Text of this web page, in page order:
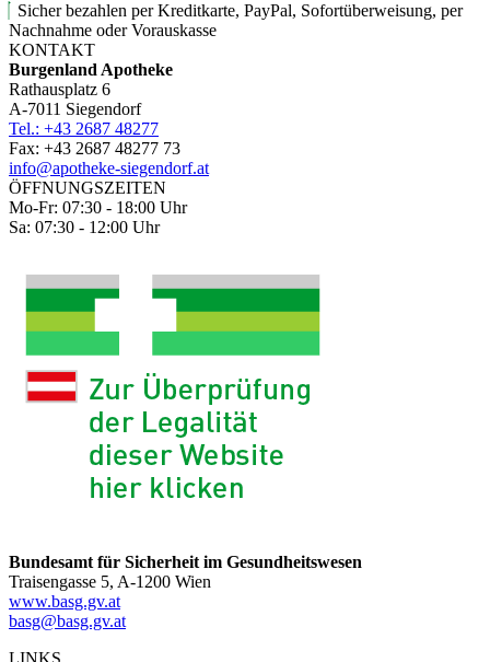
Sicher bezahlen per Kreditkarte, PayPal, Sofortüberweisung, per
Nachnahme oder Vorauskasse
KONTAKT
Burgenland Apotheke
Rathausplatz 6
A-7011 Siegendorf
Tel.: +43 2687 48277
Fax: +43 2687 48277 73
info@apotheke-siegendorf.at
ÖFFNUNGSZEITEN
Mo-Fr: 07:30 - 18:00 Uhr
Sa: 07:30 - 12:00 Uhr
Bundesamt für Sicherheit im Gesundheitswesen
Traisengasse 5, A-1200 Wien
www.basg.gv.at
basg@basg.gv.at